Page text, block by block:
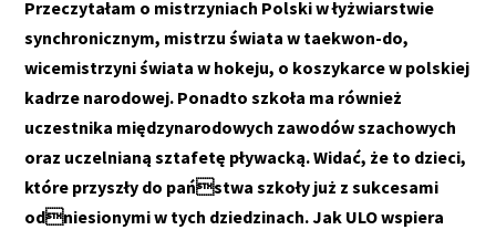
Przeczytałam o mistrzyniach Polski w łyżwiarstwie
synchronicznym, mistrzu świata w taekwon-do,
wicemistrzyni świata w hokeju, o koszykarce w polskiej
kadrze narodowej. Ponadto szkoła ma również
uczestnika międzynarodowych zawodów szachowych
oraz uczelnianą sztafetę pływacką. Widać, że to dzieci,
które przyszły do państwa szkoły już z sukcesami
odniesionymi w tych dziedzinach. Jak ULO wspiera